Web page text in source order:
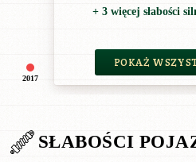
2017
+ 3 więcej słabości
POKAŻ
SŁABOŚCI